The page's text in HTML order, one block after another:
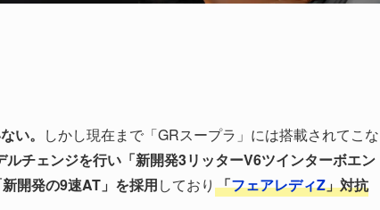
い。 しかし現在まで「GRスープラ」には搭載されてこな
ルチェンジを行い「新開発3リッターV6ツインターボエン
開発の9速AT」を採用しており 「フェアレディZ」対抗